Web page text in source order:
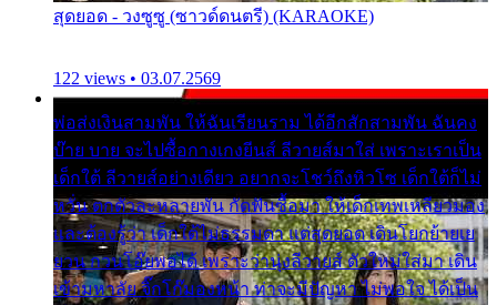
สุดยอด - วงซูซู (ซาวด์ดนตรี) (KARAOKE)
122 views • 03.07.2569
พ่อส่งเงินสามพัน ให้ฉันเรียนราม ได้อีกสักสามพัน ฉันคง
บ๊าย บาย จะไปซื้อกางเกงยีนส์ ลีวายส์มาใส่ เพราะเราเป็น
เด็กใต้ ลีวายส์อย่างเดียว อยากจะโชว์ถึงหิวโซ เด็กใต้ก็ไม่
หวั่น ตกตัวละหลายพัน กัดฟันซื้อมา ให้เด็กเทพเหลียวมอง
และต้องรู้ว่า เด็กใต้ไม่ธรรมดา แต่สุดยอด เดินโยกย้ายเย
ยวน กวนโอ๊ยพอได้ เพราะว่านุ่งลีวายส์ ตัวใหม่ใส่มา เดิน
เข้ามหาลัย จิ๊กโก๊มองหน้า ท่าจะมีปัญหา ไม่พอใจ ได้เป็น